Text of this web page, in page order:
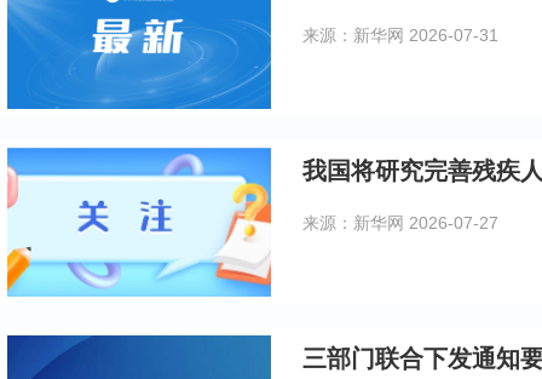
来源：新华网 2026-07-31
我国将研究完善残疾
来源：新华网 2026-07-27
三部门联合下发通知